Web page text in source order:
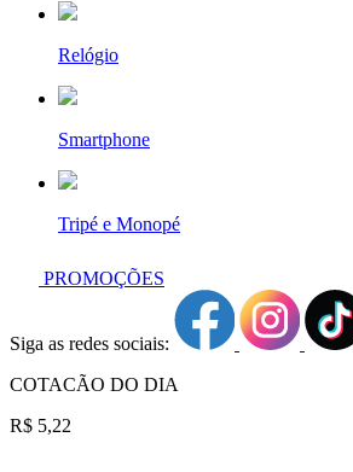
Relógio
Smartphone
Tripé e Monopé
PROMOÇÕES
Siga as redes sociais:
COTACÃO DO DIA
R$ 5,22